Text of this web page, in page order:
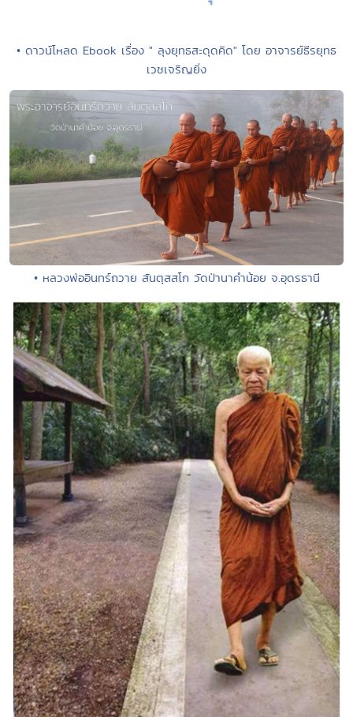
• ดาวน์โหลด Ebook เรื่อง " ลุงยุทธสะดุดคิด" โดย อาจารย์ธีรยุทธ
เวชเจริญยิ่ง
• หลวงพ่ออินทร์ถวาย สันตุสสโก วัดป่านาคำน้อย จ.อุดรธานี